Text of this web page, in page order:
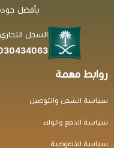
بأفضل
السجل التجاري
روابط مهمة
سياسة الشحن والتوصيل
سياسة الدفع والولاء
سياسة الخصوصية